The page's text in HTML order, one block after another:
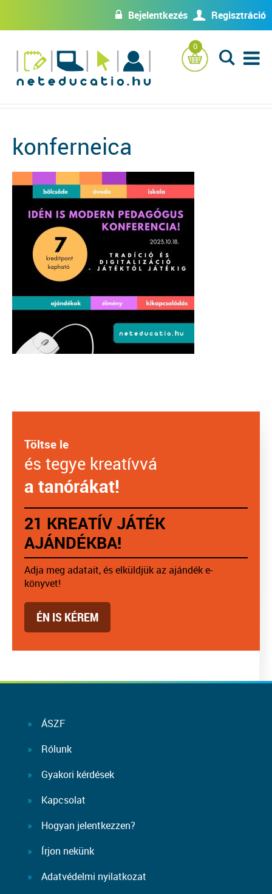
w Bejelentkezés U Regisztráció
0
L
konferneica
Töltse le
és tegye kreatívvá
a tanórákat!
21 KREATÍV JÁTÉK
AJÁNDÉKBA!
Adja meg adatait, és elküldjük az ajándék e-
könyvet!
ÉN IS KÉREM
ÁSZF
Rólunk
Gyakori kérdések
Kapcsolat
Hogyan jelentkezzen?
Írjon nekünk
Adatvédelmi nyilatkozat